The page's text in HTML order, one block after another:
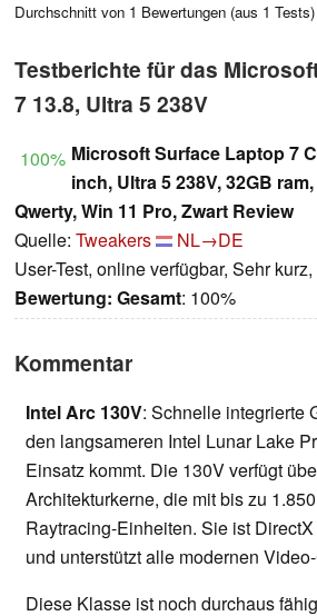
Durchschnitt von 1 Bewertungen (aus 1 Tests)
Testberichte für das
7 13.8, Ultra 5 238V
100% Microsoft Surface Laptop 7
inch, Ultra 5 238V, 32GB
Qwerty, Win 11 Pro, Zwart Review
Quelle: Tweakers
NL→DE
User-Test, online verfügbar, Sehr
Bewertung: Gesamt: 100%
Kommentar
Intel Arc 130V: Schnelle integrierte
den langsameren Intel Lunar Lake
Einsatz kommt. Die 130V verfügt
Architekturkerne, die mit bis zu
Raytracing-Einheiten. Sie ist
und unterstützt alle modernen
Diese Klasse ist noch durchaus